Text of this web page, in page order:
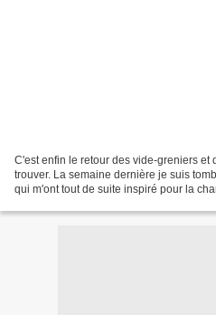
C'est enfin le retour des vide-greniers et
trouver. La semaine dernière je suis
qui m'ont tout de suite inspiré pour la